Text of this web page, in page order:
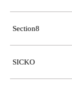
Section8
SICKO